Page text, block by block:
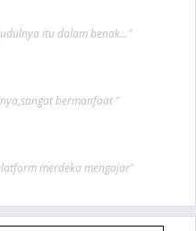
itu dalam benak..."
bermanfaat "
merdeka mengajar"